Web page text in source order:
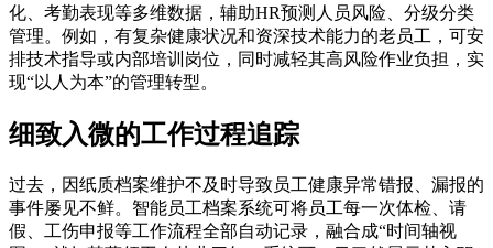
化、考勤表现等多维数据，辅助HR预测人员风险、分级分类
管理。例如，有复杂健康状况和资深技术能力的老员工，可安
排技术指导或内部培训岗位，同时减轻其高风险作业负担，实
现“以人为本”的管理转型。
细致入微的工作过程追踪
过去，因纸质档案维护不及时导致员工健康异常错报、漏报的
事件屡见不鲜。智能员工档案系统可将员工每一次体检、请
假、工伤申报等工作流程全部自动记录，融合成“时间轴视